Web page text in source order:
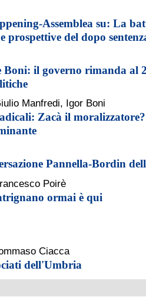
Assemblea su: La
prospettive del dopo
Boni: il governo rimanda al
Manfredi, Igor Boni
Zacà il
Pannella-Bordin
Poirè
ormai è qui
Ciacca
dell'Umbria